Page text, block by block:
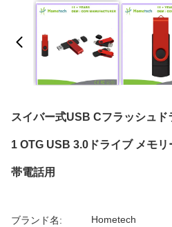
スイバー式USB Cフラッシュ
1 OTG USB 3.0ドライブ メモ
帯電話用
ブランド名: Hometech